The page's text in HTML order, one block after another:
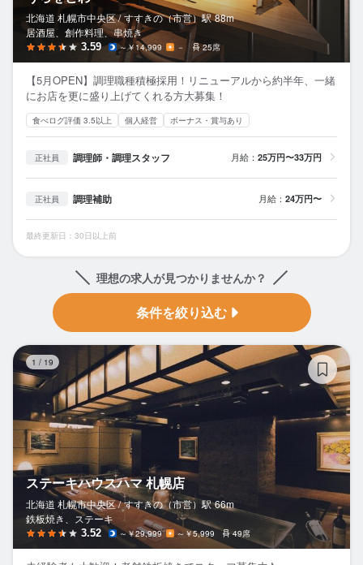
北海道 札幌市中央区 / すすきの（市営）駅 88m
居酒屋、創作料理、串焼き
3.59 ～￥14,999 － 25席
【5月OPEN】調理職種積極採用！リニューアルから約半年、一緒
にお店を更に盛り上げてくれる方大募集！
食べログ評価 3.5以上 個人経営 ボーナス・賞与あり
正社員 調理師・調理スタッフ 月給： 25万円〜33万円
正社員 調理補助 月給： 24万円〜
最終更新日：30日以上前
理想の求人が見つかりませんか？
条件を絞り込む
1 / 19
ステーキハウスハマ 札幌店
北海道 札幌市中央区 / すすきの（市営）駅 66m
鉄板焼き、ステーキ
3.52 ～￥29,999 ～￥5,999 49席